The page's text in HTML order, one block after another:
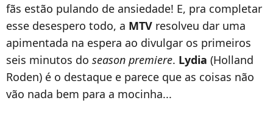
fãs estão pulando de ansiedade! E, pra completar
esse desespero todo, a MTV resolveu dar uma
apimentada na espera ao divulgar os primeiros
seis minutos do season premiere. Lydia (Holland
Roden) é o destaque e parece que as coisas não
vão nada bem para a mocinha...